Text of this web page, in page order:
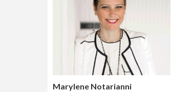
Marylene Notarianni